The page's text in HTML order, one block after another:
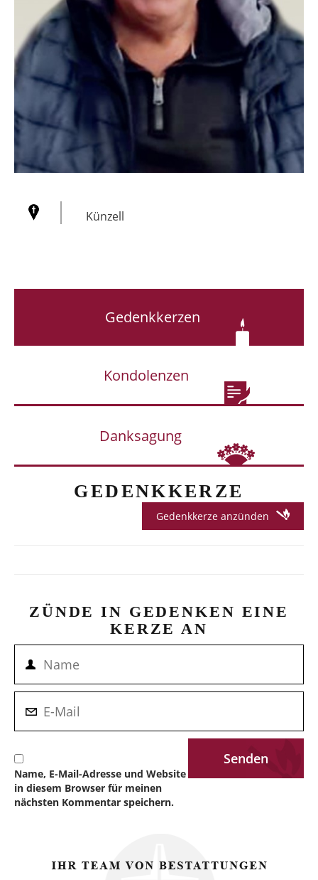
Künzell
Gedenkkerzen
Kondolenzen
Danksagung
GEDENKKERZE
Gedenkkerze anzünden
ZÜNDE IN GEDENKEN EINE
KERZE AN
Name, E-Mail-Adresse und Website
in diesem Browser für meinen
nächsten Kommentar speichern.